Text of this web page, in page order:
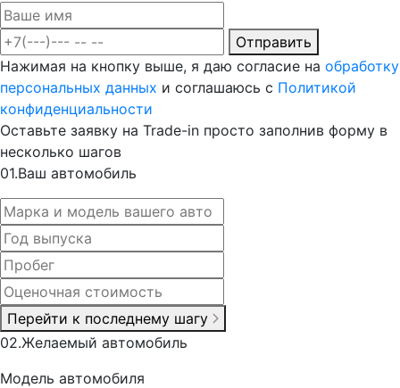
Отправить
Нажимая на кнопку выше, я даю согласие на обработку
персональных данных и соглашаюсь с Политикой
конфиденциальности
Оставьте заявку на Trade-in просто заполнив форму в
несколько шагов
01.Ваш автомобиль
Перейти к последнему шагу
02.Желаемый автомобиль
Модель автомобиля